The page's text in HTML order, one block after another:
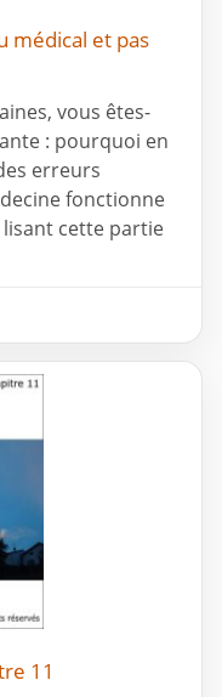
médical et pas
vous êtes-
: pourquoi en
erreurs
fonctionne
lisant cette partie
11